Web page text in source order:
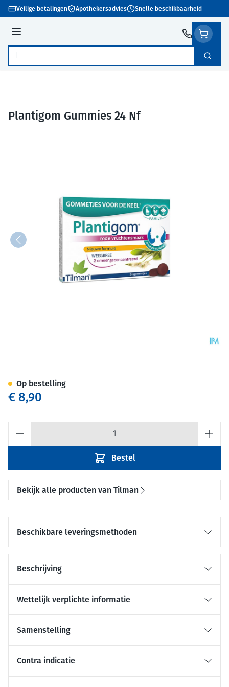
Ga naar de inhoud
Veilige betalingen Apothekersadvies Snelle beschikbaarheid
Menu
Product, merk, categorie... Zoek
Plantigom Gummies 24 Nf
€ 8,90
Bestel
Op bestelling
Bekijk alle producten van Tilman
Beschikbare leveringsmethoden
Beschrijving
Wettelijk verplichte informatie
Samenstelling
Contra indicatie